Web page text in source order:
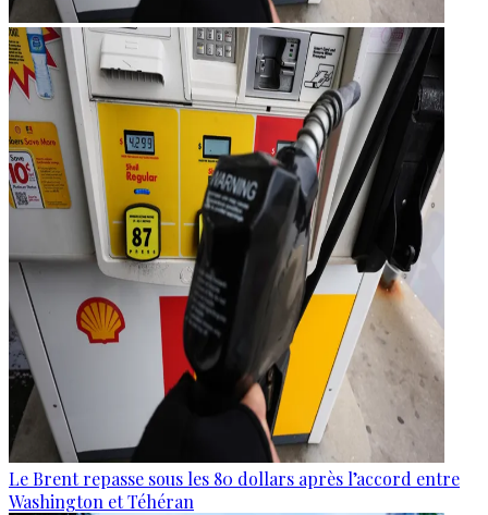
Le Brent repasse sous les 80 dollars après l’accord entre
Washington et Téhéran